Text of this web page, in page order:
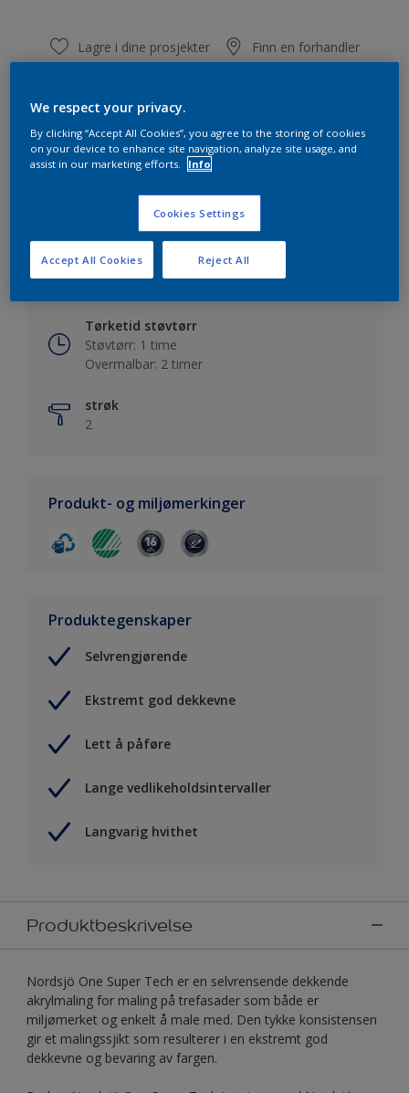
Lagre i dine prosjekter Finn en forhandler
Viktig informasjon
Dekkevne
Nymaling 4-6 m2/liter, ommaling 6-8 m2/liter
Tørketid støvtørr
Støvtørr: 1 time
Overmalbar: 2 timer
strøk
2
Produkt- og miljømerkinger
Produktegenskaper
Selvrengjørende
Ekstremt god dekkevne
Lett å påføre
Lange vedlikeholdsintervaller
Langvarig hvithet
Produktbeskrivelse
Nordsjö One Super Tech er en selvrensende dekkende
akrylmaling for maling på trefasader som både er
miljømerket og enkelt å male med. Den tykke konsistensen
gir et malingssjikt som resulterer i en ekstremt god
dekkevne og bevaring av fargen.
We respect your privacy.
By clicking “Accept All Cookies”, you agree to the storing of cookies
on your device to enhance site navigation, analyze site usage, and
assist in our marketing efforts.
Info
Cookies Settings
Reject All
Accept All Cookies